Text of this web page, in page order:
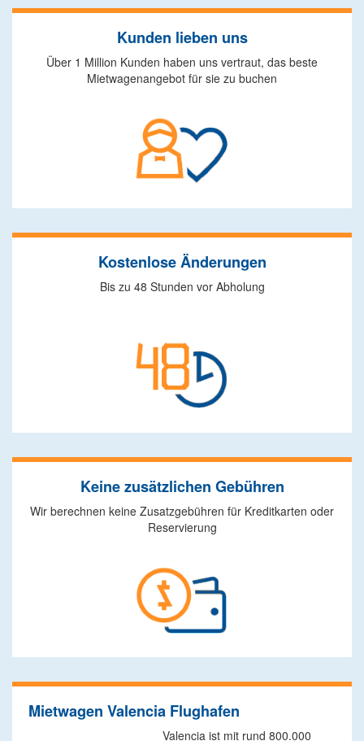
Kunden lieben uns
Über 1 Million Kunden haben uns vertraut, das beste
Mietwagenangebot für sie zu buchen
Kostenlose Änderungen
Bis zu 48 Stunden vor Abholung
Keine zusätzlichen Gebühren
Wir berechnen keine Zusatzgebühren für Kreditkarten oder
Reservierung
Mietwagen Valencia Flughafen
Valencia ist mit rund 800.000